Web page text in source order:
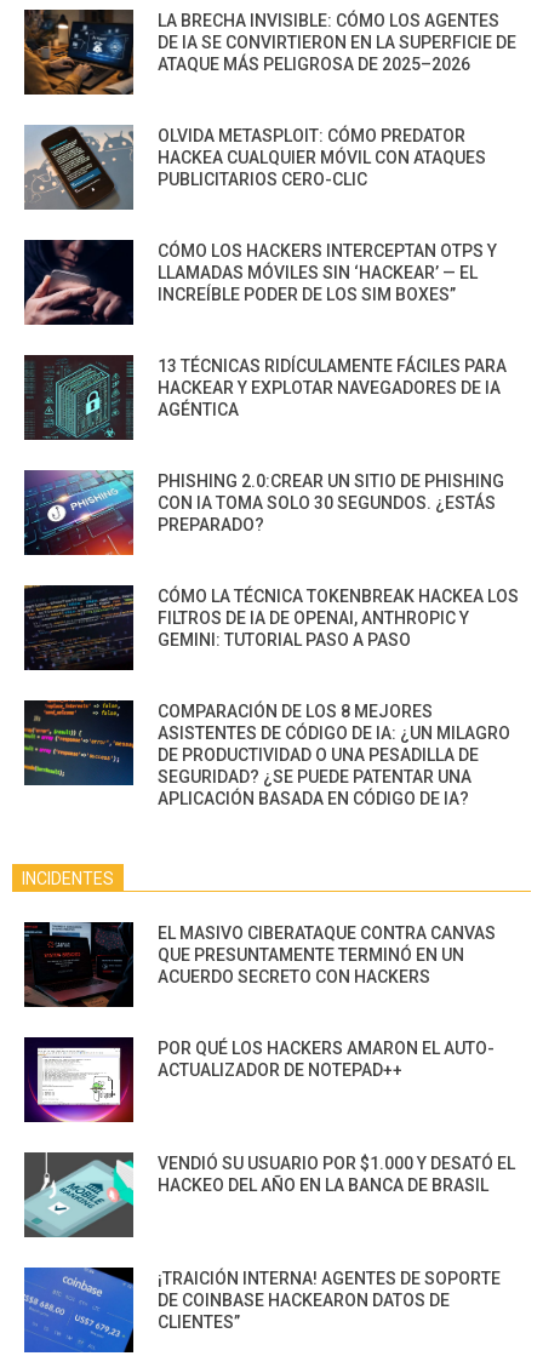
LA BRECHA INVISIBLE: CÓMO LOS AGENTES
DE IA SE CONVIRTIERON EN LA SUPERFICIE DE
ATAQUE MÁS PELIGROSA DE 2025–2026
OLVIDA METASPLOIT: CÓMO PREDATOR
HACKEA CUALQUIER MÓVIL CON ATAQUES
PUBLICITARIOS CERO-CLIC
CÓMO LOS HACKERS INTERCEPTAN OTPS Y
LLAMADAS MÓVILES SIN ‘HACKEAR’ — EL
INCREÍBLE PODER DE LOS SIM BOXES”
13 TÉCNICAS RIDÍCULAMENTE FÁCILES PARA
HACKEAR Y EXPLOTAR NAVEGADORES DE IA
AGÉNTICA
PHISHING 2.0:CREAR UN SITIO DE PHISHING
CON IA TOMA SOLO 30 SEGUNDOS. ¿ESTÁS
PREPARADO?
CÓMO LA TÉCNICA TOKENBREAK HACKEA LOS
FILTROS DE IA DE OPENAI, ANTHROPIC Y
GEMINI: TUTORIAL PASO A PASO
COMPARACIÓN DE LOS 8 MEJORES
ASISTENTES DE CÓDIGO DE IA: ¿UN MILAGRO
DE PRODUCTIVIDAD O UNA PESADILLA DE
SEGURIDAD? ¿SE PUEDE PATENTAR UNA
APLICACIÓN BASADA EN CÓDIGO DE IA?
INCIDENTES
EL MASIVO CIBERATAQUE CONTRA CANVAS
QUE PRESUNTAMENTE TERMINÓ EN UN
ACUERDO SECRETO CON HACKERS
POR QUÉ LOS HACKERS AMARON EL AUTO-
ACTUALIZADOR DE NOTEPAD++
VENDIÓ SU USUARIO POR $1.000 Y DESATÓ EL
HACKEO DEL AÑO EN LA BANCA DE BRASIL
¡TRAICIÓN INTERNA! AGENTES DE SOPORTE
DE COINBASE HACKEARON DATOS DE
CLIENTES”